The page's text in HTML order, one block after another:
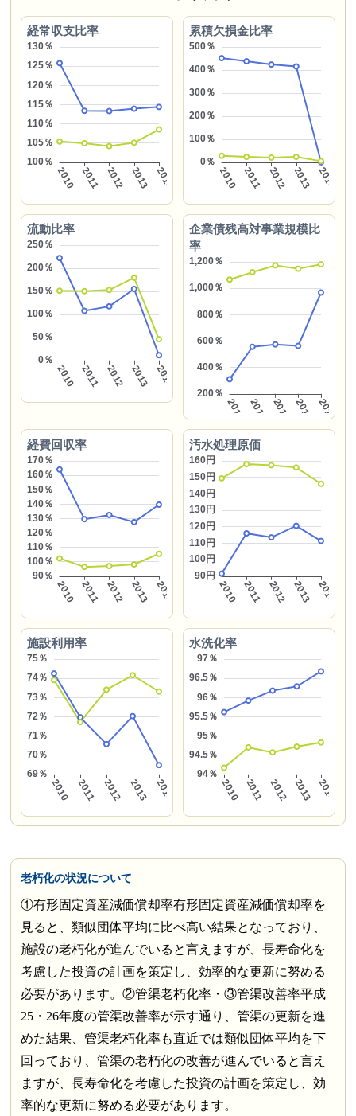
経常収支比率 累積欠損金比率
流動比率
企業債残高対事業規模比
率
経費回収率 汚水処理原価
施設利用率 水洗化率
老朽化の状況について
①有形固定資産減価償却率有形固定資産減価償却率を
見ると、類似団体平均に比べ高い結果となっており、
施設の老朽化が進んでいると言えますが、長寿命化を
考慮した投資の計画を策定し、効率的な更新に努める
必要があります。②管渠老朽化率・③管渠改善率平成
25・26年度の管渠改善率が示す通り、管渠の更新を進
めた結果、管渠老朽化率も直近では類似団体平均を下
回っており、管渠の老朽化の改善が進んでいると言え
ますが、長寿命化を考慮した投資の計画を策定し、効
率的な更新に努める必要があります。